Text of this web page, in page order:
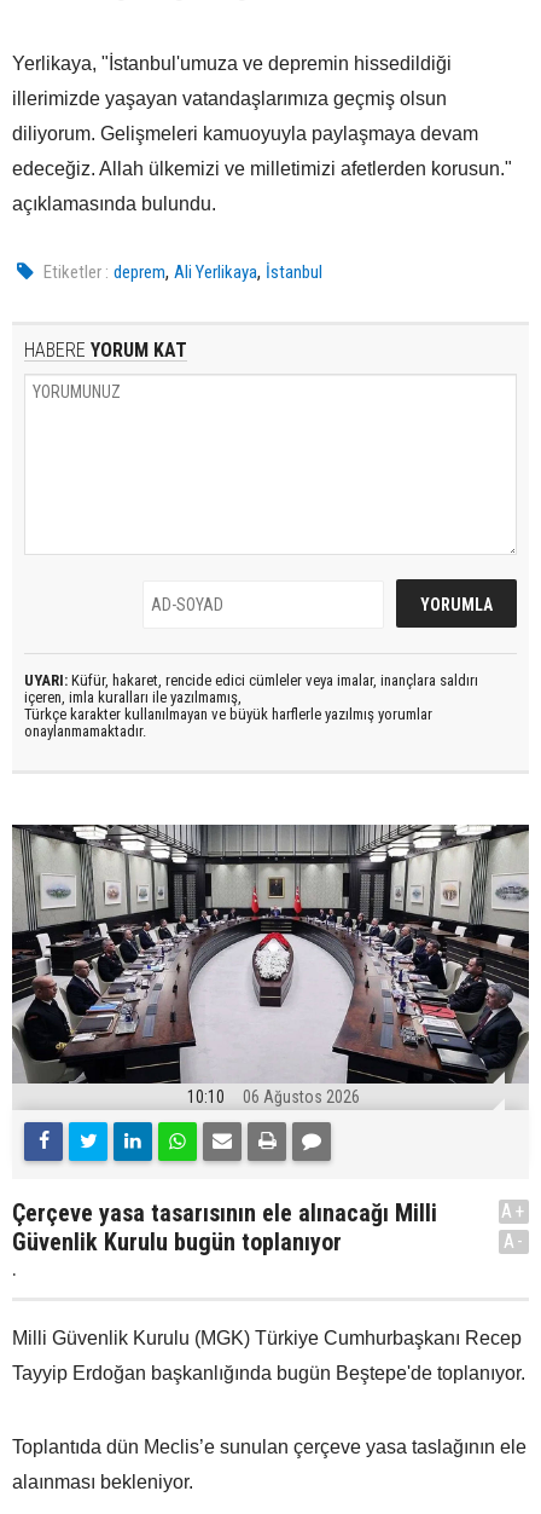
Yerlikaya, "İstanbul'umuza ve depremin hissedildiği
illerimizde yaşayan vatandaşlarımıza geçmiş olsun
diliyorum. Gelişmeleri kamuoyuyla paylaşmaya devam
edeceğiz. Allah ülkemizi ve milletimizi afetlerden korusun."
açıklamasında bulundu.
Etiketler : deprem,Ali Yerlikaya, İstanbul
HABERE YORUM KAT
UYARI: Küfür, hakaret, rencide edici cümleler veya imalar, inançlara saldırı
içeren, imla kuralları ile yazılmamış,
Türkçe karakter kullanılmayan ve büyük harflerle yazılmış yorumlar
onaylanmamaktadır.
10:10 06 Ağustos 2026
Çerçeve yasa tasarısının ele alınacağı Milli
Güvenlik Kurulu bugün toplanıyor
.
A+
A-
Milli Güvenlik Kurulu (MGK) Türkiye Cumhurbaşkanı Recep
Tayyip Erdoğan başkanlığında bugün Beştepe'de toplanıyor.
Toplantıda dün Meclis’e sunulan çerçeve yasa taslağının ele
alaınması bekleniyor.